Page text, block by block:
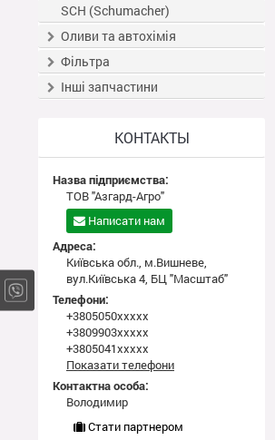
SCH (Schumacher)
Оливи та автохімія
Фільтра
Інші запчастини
КОНТАКТЫ
Назва підприємства:
ТОВ "Азгард-Агро"
Написати нам
Адреса:
Київська обл., м.Вишневе,
вул.Київська 4, БЦ "Масштаб"
Телефони:
+3805050xxxxx
+3809903xxxxx
+3805041xxxxx
Показати телефони
Контактна особа:
Володимир
Стати партнером